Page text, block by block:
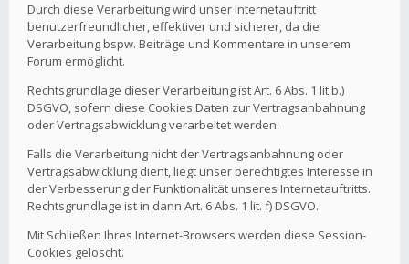
Durch diese Verarbeitung wird unser Internetauftritt
benutzerfreundlicher, effektiver und sicherer, da die
Verarbeitung bspw. Beiträge und Kommentare in unserem
Forum ermöglicht.
Rechtsgrundlage dieser Verarbeitung ist Art. 6 Abs. 1 lit b.)
DSGVO, sofern diese Cookies Daten zur Vertragsanbahnung
oder Vertragsabwicklung verarbeitet werden.
Falls die Verarbeitung nicht der Vertragsanbahnung oder
Vertragsabwicklung dient, liegt unser berechtigtes Interesse in
der Verbesserung der Funktionalität unseres Internetauftritts.
Rechtsgrundlage ist in dann Art. 6 Abs. 1 lit. f) DSGVO.
Mit Schließen Ihres Internet-Browsers werden diese Session-
Cookies gelöscht.